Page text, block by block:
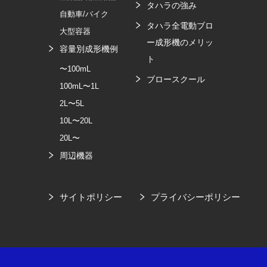
自動車/バイク
大型容器
容量別成形機例
〜100mL
100mL〜1L
2L〜5L
10L〜20L
20L〜
周辺機器
タハラの強み
タハラ全電動ブロ
ー成形機のメリッ
ト
ブロースクール
サイトポリシー プライバシーポリシー